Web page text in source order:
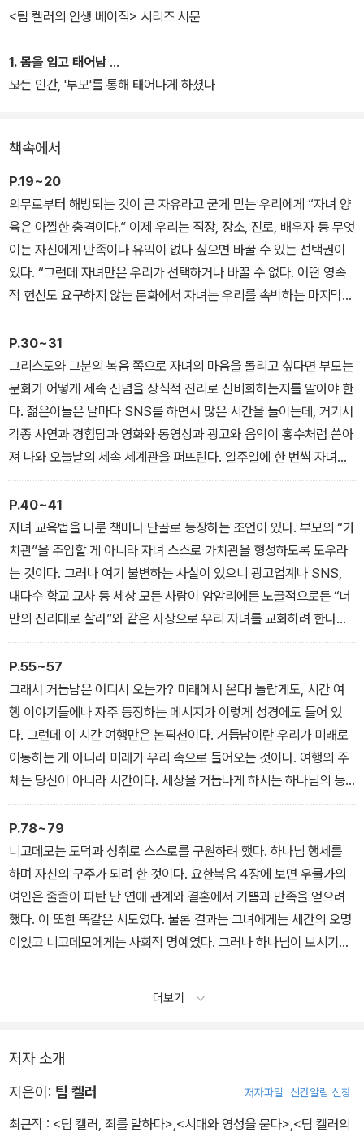
무엇인지 생각하도록 돕기 위해 <팀 켈러의 인생 베이직> 시리즈를
안에서 바라볼 수 있게 하는 것이 이 3부작의 목적이다.
<팀 켈러의 인생 베이직> 시리즈 서문
1. 몸을 입고 태어남
모든 인간, '부모'를 통해 태어나게 하셨다
책속에서
P.19~20
의무로부터 해방되는 것이 곧 자유라고 굳게 믿는 우리에게 “자녀 양
육은 아찔한 충격이다.” 이제 우리는 직장, 장소, 진로, 배우자 등 무엇
이든 자신에게 만족이나 유익이 없다 싶으면 바꿀 수 있는 선택권이
있다. “그런데 자녀만은 우리가 선택하거나 바꿀 수 없다. 어떤 영속
적 헌신도 요구하지 않는 문화에서 자녀는 우리를 속박하는 마지막
의무다.” 부모들이 느끼는 “아찔한 충격”을 지독한 이기심으로만 볼
수는 없을 것이다. 실제로 자녀 양육은 ‘관계’와 관련해 문화가 우리
안에 길러 놓은 모든 심리적 습성에 도전장을 내민다. 그런 습성을 고
치기란 쉽지도, 간단하지도 않다.
오늘날의 부모 역할이 매우 양면적인 또 다른 이유는 자식을 키우는
데 쏟아붓는 재정과 정서 자본이 사상 최대라는 점이다. 오죽하면 자
녀 양육 “자체가 사실상 직업이 되었을” 정도다. 다만 이 직업에 딱 하
나의 문제점이 있으니 곧 “목표가 전혀 분명하지 않다”는 것이다. 부
모들이 실제로 자녀에게 하려는 일은 무엇일까? 예컨대 “오늘날의 부
모는 …… 아들딸이 심리적으로 만족하는 일에 잔뜩 신경을 쓰는데,
언뜻 보기에 이는 훌륭한 목표지만 의미가 모호하다.”
P.30~31
그리스도와 그분의 복음 쪽으로 자녀의 마음을 돌리고 싶다면 부모는
문화가 어떻게 세속 신념을 상식적 진리로 신비화하는지를 알아야 한
다. 젊은이들은 날마다 SNS를 하면서 많은 시간을 들이는데, 거기서
각종 사연과 경험담과 영화와 동영상과 광고와 음악이 홍수처럼 쏟아
져 나와 오늘날의 세속 세계관을 퍼뜨린다. 일주일에 한 번씩 자녀를
교회에 데려가거나 중고등부 예배에 보내는 것만으로 이 모두를 충분
히 이겨 내고 자녀를 사려 깊은 그리스도인으로 길러 낼 수 있다고 생
각한다면 이는 오산이다. 십중팔구는 실제로 이런 일이 벌어진다. 즉
자녀가 겉으로는 여전히 성경에 기록한 내용을 믿는다고 고백하지만,
마음속 가장 뿌리 깊은 습성과 직관적 판단 기준은 성경과 무관해지
는 것이다. 그러다 십 대 후반이나 대학 시절부터는 기독교에는 개연
성이 없다는 의구심에 사로잡힌다. 이런 현실에서 부모가 할 수 있는
일은 무엇일까?
P.40~41
자녀 교육법을 다룬 책마다 단골로 등장하는 조언이 있다. 부모의 “가
치관”을 주입할 게 아니라 자녀 스스로 가치관을 형성하도록 도우라
는 것이다. 그러나 여기 불변하는 사실이 있으니 광고업계나 SNS,
대다수 학교 교사 등 세상 모든 사람이 암암리에든 노골적으로든 “너
만의 진리대로 살라”와 같은 사상으로 우리 자녀를 교화하려 한다는
것이다. 우리가 자녀를 가르치지 않으면 반드시 다른 누군가가 가르
칠 것이다. 우리가 도덕 생태계를 구축하여 그리스도를 닮은 자녀로
길러 내지 않는다면, 세상의 도덕 생태계가 우리 아이들을 함부로 빚
어 버릴 것이다.
P.55~57
그래서 거듭남은 어디서 오는가? 미래에서 온다! 놀랍게도, 시간 여
행 이야기들에나 자주 등장하는 메시지가 이렇게 성경에도 들어 있
다. 그런데 이 시간 여행만은 논픽션이다. 거듭남이란 우리가 미래로
이동하는 게 아니라 미래가 우리 속으로 들어오는 것이다. 여행의 주
체는 당신이 아니라 시간이다. 세상을 거듭나게 하시는 하나님의 능
력이 지금 당신의 삶에 들어와 느리지만 확실하게 당신을 그분 아들
의 형상으로 변화시켜 나간다.
P.78~79
니고데모는 도덕과 성취로 스스로를 구원하려 했다. 하나님 행세를
하며 자신의 구주가 되려 한 것이다. 요한복음 4장에 보면 우물가의
여인은 줄줄이 파탄 난 연애 관계와 결혼에서 기쁨과 만족을 얻으려
했다. 이 또한 똑같은 시도였다. 물론 결과는 그녀에게는 세간의 오명
이었고 니고데모에게는 사회적 명예였다. 그러나 하나님이 보시기에
는 자기 힘으로 구원 얻기를 시도하는 근거가 도덕이든 봉사든 미모
은 처지이며 똑같이 하나님의 은혜가 필요하다. 아기의 임신과 출산
태어나는 것이 아니다. 전부 부모가 하는 일이지 아기의 행위와는 무
관하다.
더보기
저자 소개
지은이: 팀 켈러 저자파일 신간알림 신청
최근작 : <팀 켈러, 죄를 말하다>,<시대와 영성을 묻다>,<팀 켈러의